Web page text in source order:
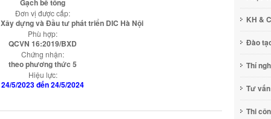
Gạch bê tông
Đơn vị được cấp:
dựng và Đầu tư phát triển DIC Hà Nội
Phù hợp:
QCVN 16:2019/BXD
Chứng nhận:
theo phương thức 5
Hiệu lực:
24/5/2023 đến 24/5/2024
KH &
Đào
Thí
Tư vấn
Thi